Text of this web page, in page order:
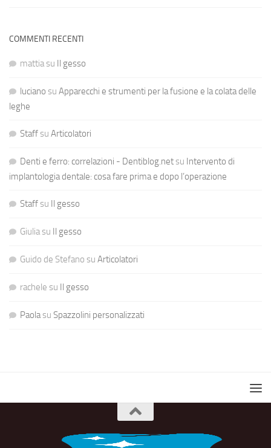
COMMENTI RECENTI
mattiasu Il gesso
luciano su Apparecchi e strumenti per la fusione e la colata delle
leghe
Staffsu Articolatori
Denti e ferro: correlazioni - Dentiblog.netsu Intervento di
implantologia dentale: cosa fare prima e dopo l’operazione
Staffsu Il gesso
Giuliasu Il gesso
Guido de Stefano su Articolatori
rachele su Il gesso
Paolasu Spazzolini personalizzati